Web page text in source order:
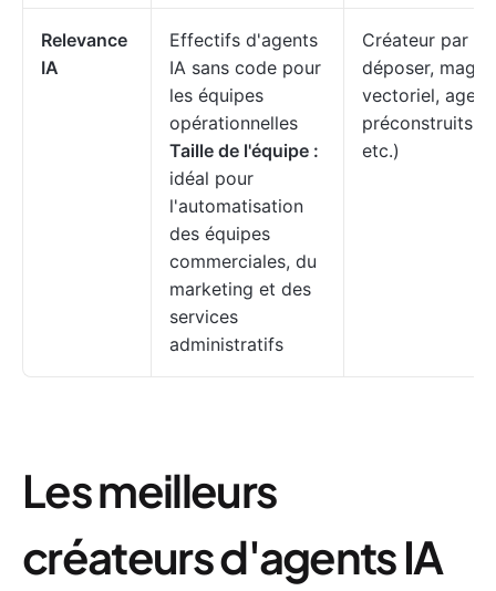
Relevance
IA
Effectifs d'agents
IA sans code pour
les équipes
opérationnelles
Taille de l'équipe :
idéal pour
l'automatisation
des équipes
commerciales, du
marketing et des
services
administratifs
Créateur par
déposer,
vectoriel,
préconstruits
etc.)
Les meilleurs
créateurs d'agents IA